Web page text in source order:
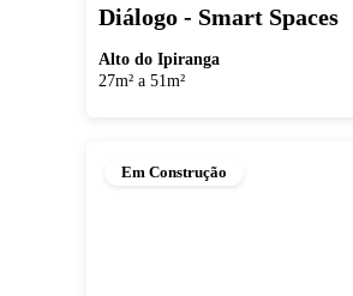
Diálogo - Smart Spaces
Alto do Ipiranga
27m² a 51m²
Em Construção